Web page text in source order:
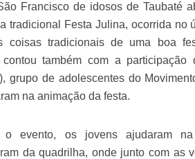
Francisco de idosos de Taubaté
tradicional Festa Julina, ocorrida no
coisas tradicionais de uma boa
contou também com a
grupo de adolescentes do
na animação da festa.
o evento, os jovens ajudaram
da quadrilha, onde junto com as